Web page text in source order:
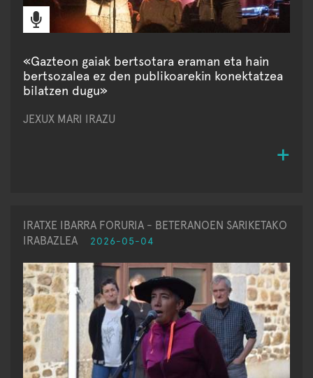
«Gazteon gaiak bertsotara eraman eta hain
bertsozalea ez den publikoarekin konektatzea
bilatzen dugu»
JEXUX MARI IRAZU
IRATXE IBARRA FORURIA - BETERANOEN SARIKETAKO
IRABAZLEA
2026-05-04